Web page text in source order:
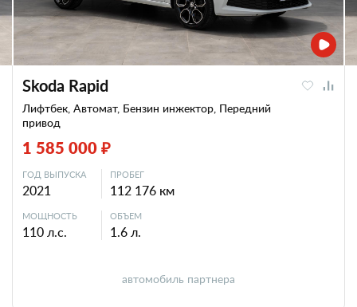
Skoda Rapid
Лифтбек, Автомат, Бензин инжектор, Передний
привод
1 585 000 ₽
ГОД ВЫПУСКА
2021
ПРОБЕГ
112 176 км
МОЩНОСТЬ
110 л.с.
ОБЪЕМ
1.6 л.
автомобиль партнера